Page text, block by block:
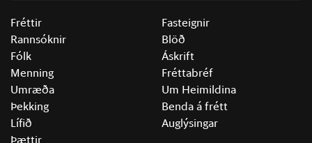
Fréttir
Rannsóknir
Fólk
Menning
Umræða
Þekking
Lífið
Þættir
Fasteignir
Blöð
Áskrift
Fréttabréf
Um Heimildina
Benda á frétt
Auglýsingar